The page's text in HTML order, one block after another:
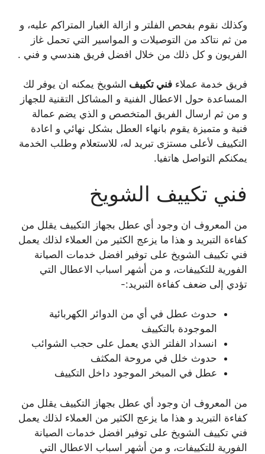
وكذلك نقوم بفحص الفلتر و ازالة الغبار المتراكم عليه، و
من ثم نتاكد من التوصيلات و المواسير التي تحمل غاز
الفريون و كل ذلك من خلال افضل فريق هندسي و فني .
فريق خدمة عملاء فني تكييف الشويخ يمكنه ان يوفر لك
المساعدة حول الاعطال الفنية و المشاكل التقنية للجهاز
و من ثم ارسال الفريق المتخصص و الذي يضم عمالة
فنية و متميزة يقوم بانهاء العطل بشكل نهائي و اعادة
التكييف لأعلى مستزى تبريد له، للاستعلام وطلب الخدمة
يمكنكم التواصل هاتفيا.
فني تكييف الشويخ
من المعروف ان وجود أي عطل بجهاز التكييف يقلل من
كفاءة التبريد و هذا ما يزعج الكثير من العملاء لذلك يعمل
فني تكييف الشويخ على توفير افضل خدمات الصيانة
الفورية للتكييفات، و من أشهر اسباب الاعطال التي
تؤدي إلى ضعف كفاءة التبريد:-
حدوث عطل في أي من الدوائر الكهربائية
الموجودة بالتكييف
انسداد الفلتر الذي يعمل على حجب الشوائب
حدوث خلل في مروحة المكثف
عطل في المبخر الموجود داخل التكييف
من المعروف ان وجود أي عطل بجهاز التكييف يقلل من
كفاءة التبريد و هذا ما يزعج الكثير من العملاء لذلك يعمل
فني تكييف الشويخ على توفير افضل خدمات الصيانة
الفورية للتكييفات، و من أشهر اسباب الاعطال التي